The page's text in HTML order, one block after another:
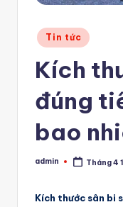
m
Posted
in
Tin tức
Kích
đúng
bao
Posted
admin Tháng 4
Kích thước sân bi